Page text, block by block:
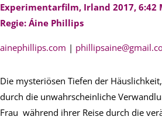
Experimentarfilm, Irland 2017, 6:42
Regie: Áine Phillips
ainephillips.com |
Die mysteriösen Tiefen der
durch die unwahrscheinliche
Frau während ihrer Reise durch die